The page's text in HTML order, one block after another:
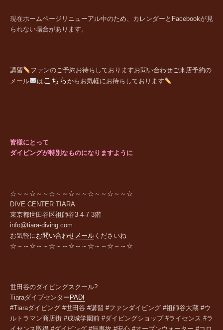
現在ホームページリニューアル中のため、カレンダーとFacebookが見
られない場合があります。
講習 ファンのご予約お待ちしておりますお問い合わせご来店予約の
メール
は こちらからお気軽にお待ちしております
皆様にとって
ダイビングが特別なものになりますように
☆～～☆～～☆～～☆～～☆～～☆～～☆
DIVE CENTER TIARA
東京都世田谷区祖師谷3-4-7 3階
info@tiara-diving.com
お気軽にお問い合わせメール くださいね
☆～～☆～～☆～～☆～～☆～～☆～～☆
世田谷のダイビングスクール?
Tiaraダイブセンター PADI
#Tiaraダイビング #世田谷 #講習 #ファンダイビング #祖師谷大蔵 #ウ
ルトラマン商店街 #成城学園前 #ダイビングショップ #ライセンス #ラ